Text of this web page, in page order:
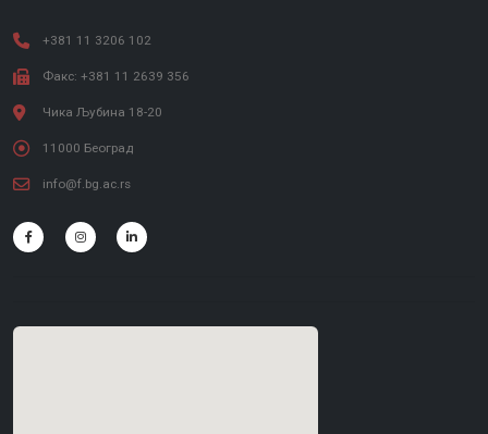
+381 11 3206 102
Факс: +381 11 2639 356
Чика Љубина 18-20
11000 Београд
info@f.bg.ac.rs